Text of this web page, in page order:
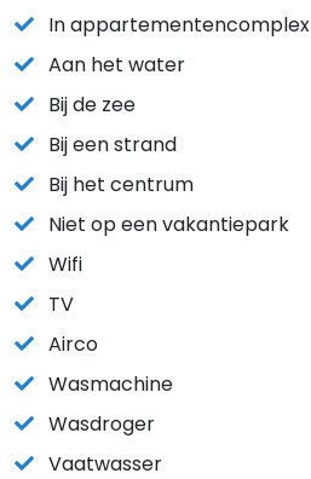
In appartementencomplex
Aan het water
Bij de zee
Bij een strand
Bij het centrum
Niet op een vakantiepark
Wifi
TV
Airco
Wasmachine
Wasdroger
Vaatwasser